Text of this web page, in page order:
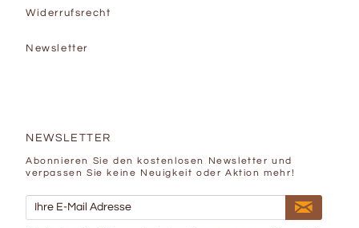
Widerrufsrecht
Newsletter
NEWSLETTER
Abonnieren Sie den kostenlosen Newsletter und
verpassen Sie keine Neuigkeit oder Aktion mehr!